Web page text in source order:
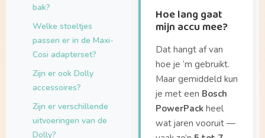
bak?
Welke stoeltjes
passen er in de Maxi-
Cosi adapterset?
Zijn er ook Dolly
accessoires?
Zijn er verschillende
uitvoeringen van de
Dolly?
Hoe lang gaat
mijn accu mee?
Dat hangt af van
hoe je ‘m gebruikt.
Maar gemiddeld kun
je met een Bosch
PowerPack heel
wat jaren vooruit —